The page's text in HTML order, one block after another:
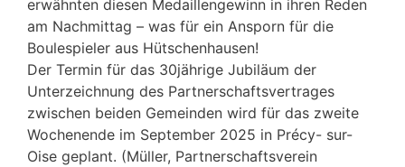
erwähnten diesen Medaillengewinn in ihren Reden
am Nachmittag – was für ein Ansporn für die
Boulespieler aus Hütschenhausen!
Der Termin für das 30jährige Jubiläum der
Unterzeichnung des Partnerschaftsvertrages
zwischen beiden Gemeinden wird für das zweite
Wochenende im September 2025 in Précy- sur-
Oise geplant. (Müller, Partnerschaftsverein